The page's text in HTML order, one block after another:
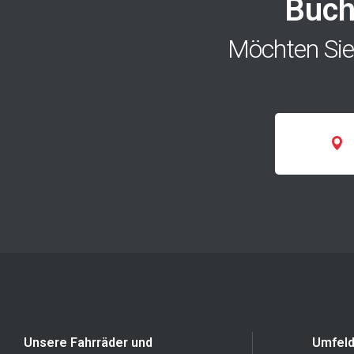
Möchten
Unsere Fahrräder und Umfeld